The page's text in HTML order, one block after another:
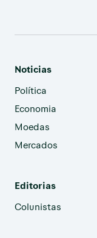
Noticias
Política
Economia
Moedas
Mercados
Editorias
Colunistas